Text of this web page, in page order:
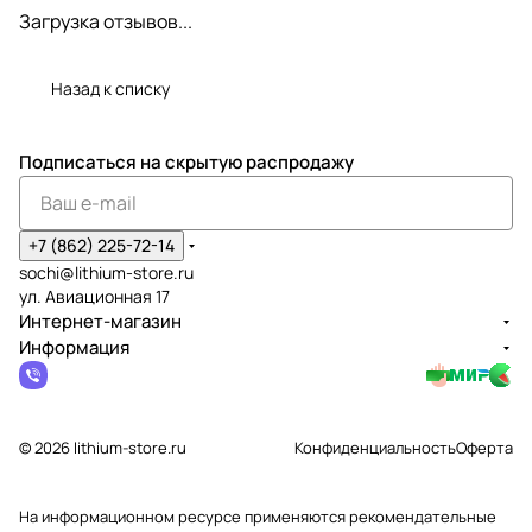
Загрузка отзывов...
Назад к списку
Подписаться на скрытую распродажу
+7 (862) 225-72-14
sochi@lithium-store.ru
ул. Авиационная 17
Интернет-магазин
Информация
© 2026 lithium-store.ru КонфиденциальностьОферта
На информационном ресурсе применяютсярекомендательные